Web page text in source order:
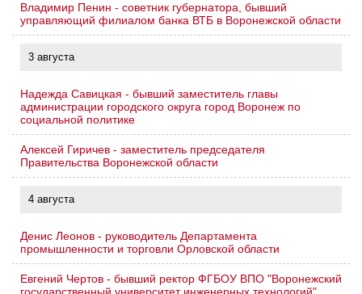
Владимир Пенин - советник губернатора, бывший
управляющий филиалом банка ВТБ в Воронежской области
3 августа
Надежда Савицкая - бывший заместитель главы
администрации городского округа город Воронеж по
социальной политике
Алексей Гиричев - заместитель председателя
Правительства Воронежской области
4 августа
Денис Леонов - руководитель Департамента
промышленности и торговли Орловской области
Евгений Чертов - бывший ректор ФГБОУ ВПО "Воронежский